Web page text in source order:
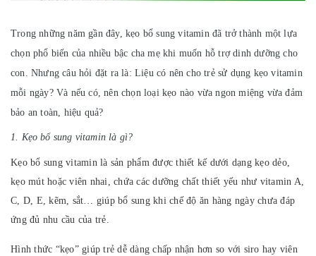
Trong những năm gần đây, kẹo bổ sung vitamin đã trở thành một lựa
chọn phổ biến của nhiều bậc cha mẹ khi muốn hỗ trợ dinh dưỡng cho
con. Nhưng câu hỏi đặt ra là: Liệu có nên cho trẻ sử dụng kẹo vitamin
mỗi ngày? Và nếu có, nên chọn loại kẹo nào vừa ngon miệng vừa đảm
bảo an toàn, hiệu quả?
1. Kẹo bổ sung vitamin là gì?
Kẹo bổ sung vitamin là sản phẩm được thiết kế dưới dạng kẹo dẻo,
kẹo mút hoặc viên nhai, chứa các dưỡng chất thiết yếu như vitamin A,
C, D, E, kẽm, sắt… giúp bổ sung khi chế độ ăn hàng ngày chưa đáp
ứng đủ nhu cầu của trẻ.
Hình thức “kẹo” giúp trẻ dễ dàng chấp nhận hơn so với siro hay viên